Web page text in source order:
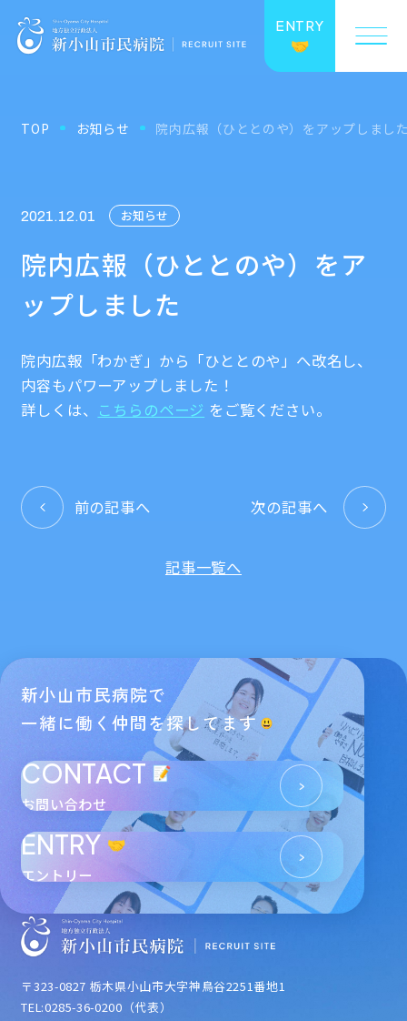
ENTRY
TOP お知らせ 院内広報（ひととのや）をアップしまし
2021.12.01 お知らせ
院内広報（ひととのや）をア
ップしました
院内広報「わかぎ」から「ひととのや」へ改名し、
内容もパワーアップしました！
詳しくは、 こちらのページ をご覧ください。
前の記事へ
記事一覧へ
次の記事へ
新小山市民病院で
一緒に働く仲間を探してます
CONTACT
お問い合わせ
ENTRY
エントリー
〒323-0827 栃木県小山市大字神鳥谷2251番地1
TEL:0285-36-0200（代表）